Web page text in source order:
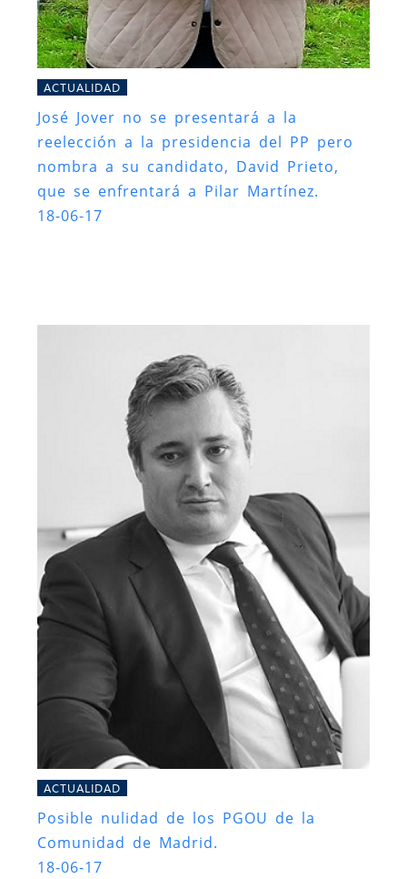
ACTUALIDAD
José Jover no se presentará a la
reelección a la presidencia del PP pero
nombra a su candidato, David Prieto,
que se enfrentará a Pilar Martínez.
18-06-17
ACTUALIDAD
Posible nulidad de los PGOU de la
Comunidad de Madrid.
18-06-17